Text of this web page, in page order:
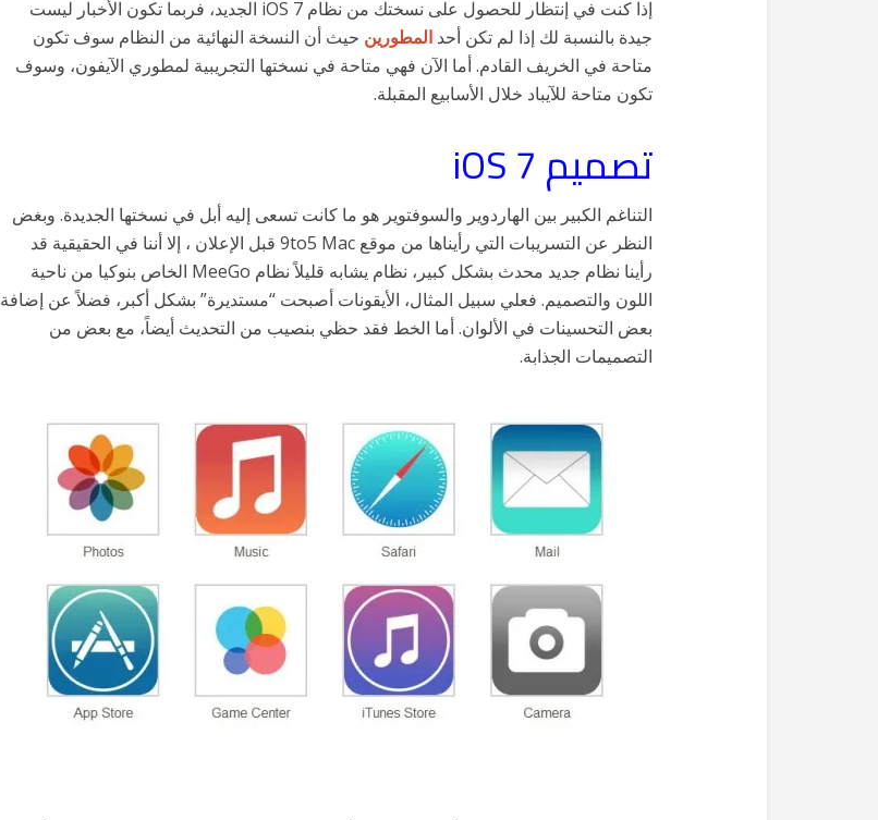
إذا كنت في إنتظار للحصول على نسختك من نظام iOS 7 الجديد، فربما تكون الأخبار ليست
جيدة بالنسبة لك إذا لم تكن أحد المطورين حيث أن النسخة النهائية من النظام سوف تكون
متاحة في الخريف القادم. أما الآن فهي متاحة في نسختها التجريبية لمطوري الآيفون، وسوف
تكون متاحة للآيباد خلال الأسابيع المقبلة.
تصميم iOS 7
التناغم الكبير بين الهاردوير والسوفتوير هو ما كانت تسعى إليه أبل في نسختها الجديدة. وبغض
النظر عن التسريبات التي رأيناها من موقع 9to5 Mac قبل الإعلان ، إلا أننا في الحقيقية قد
رأينا نظام جديد محدث بشكل كبير، نظام يشابه قليلاً نظام MeeGo الخاص بنوكيا من ناحية
اللون والتصميم. فعلي سبيل المثال، الأيقونات أصبحت “مستديرة” بشكل أكبر، فضلاً عن إضافة
بعض التحسينات في الألوان. أما الخط فقد حظي بنصيب من التحديث أيضاً، مع بعض من
التصميمات الجذابة.